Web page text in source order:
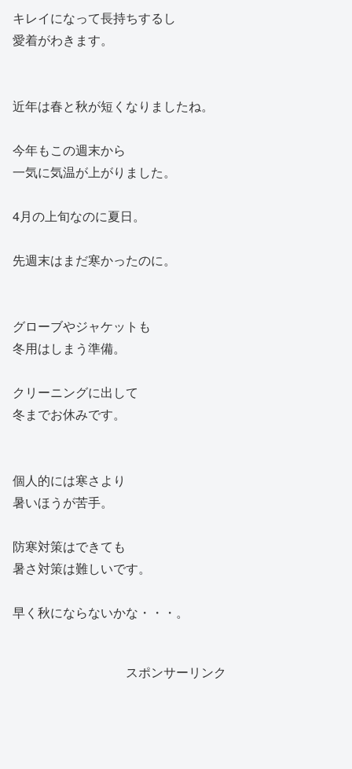
キレイになって長持ちするし
愛着がわきます。
近年は春と秋が短くなりましたね。
今年もこの週末から
一気に気温が上がりました。
4月の上旬なのに夏日。
先週末はまだ寒かったのに。
グローブやジャケットも
冬用はしまう準備。
クリーニングに出して
冬までお休みです。
個人的には寒さより
暑いほうが苦手。
防寒対策はできても
暑さ対策は難しいです。
早く秋にならないかな・・・。
スポンサーリンク